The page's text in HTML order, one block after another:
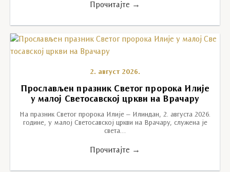
Прочитајте →
2. август 2026.
Прослављен празник Светог пророка Илије
у малој Светосавској цркви на Врачару
На празник Светог пророка Илије – Илиндан, 2. августа 2026.
године, у малој Светосавској цркви на Врачару, служена је
света…
Прочитајте →